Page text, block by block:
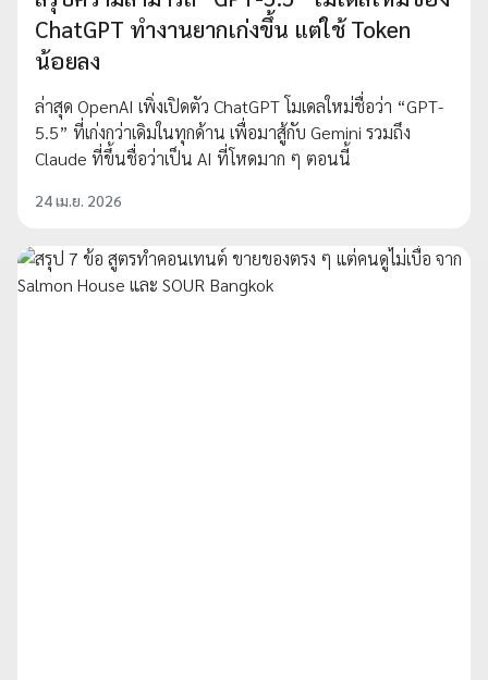
ChatGPT ทำงานยากเก่งขึ้น แต่ใช้ Token
น้อยลง
ล่าสุด OpenAI เพิ่งเปิดตัว ChatGPT โมเดลใหม่ชื่อว่า “GPT-
5.5” ที่เก่งกว่าเดิมในทุกด้าน เพื่อมาสู้กับ Gemini รวมถึง
Claude ที่ขึ้นชื่อว่าเป็น AI ที่โหดมาก ๆ ตอนนี้
24 เม.ย. 2026